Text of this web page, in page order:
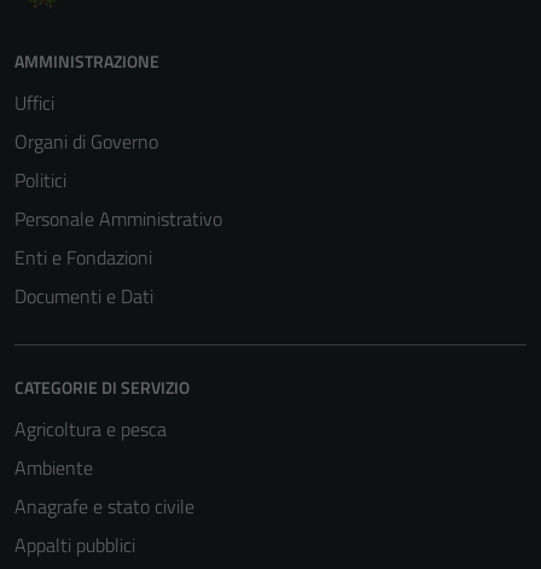
AMMINISTRAZIONE
Uffici
Organi di Governo
Politici
Personale Amministrativo
Enti e Fondazioni
Documenti e Dati
CATEGORIE DI SERVIZIO
Agricoltura e pesca
Ambiente
Anagrafe e stato civile
Appalti pubblici